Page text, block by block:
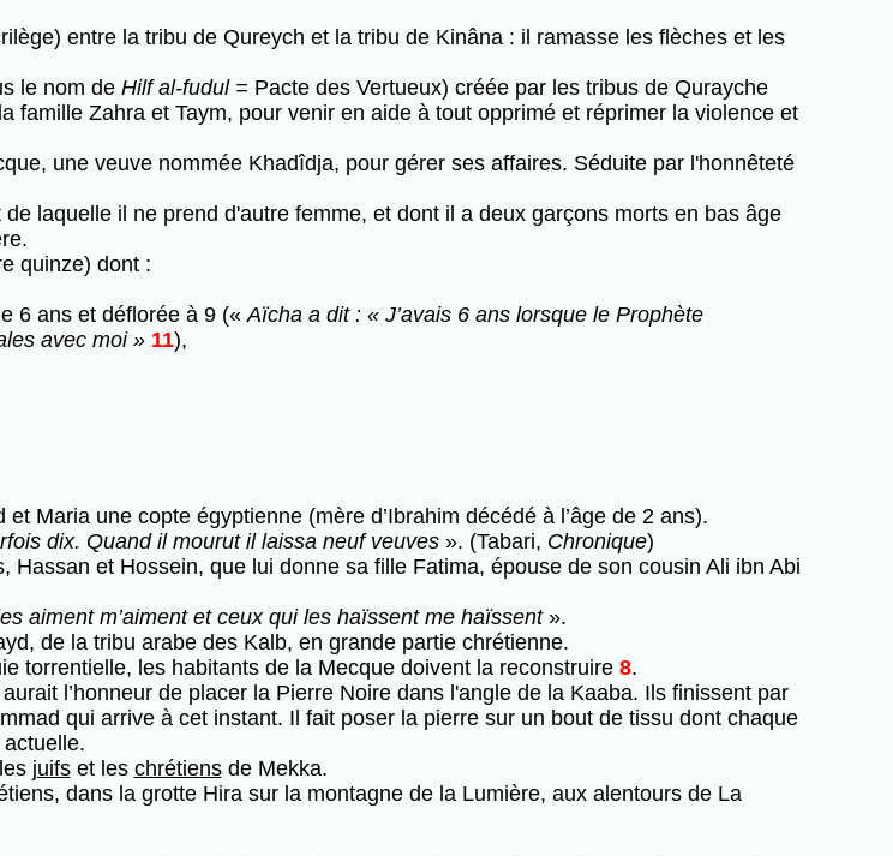
entre la tribu de Qureych et la tribu de Kinâna : il ramasse les flèches et les
le nom de Hilf al-fudul = Pacte des Vertueux) créée par les tribus de Qurayche
famille Zahra et Taym, pour venir en aide à tout opprimé et réprimer la violence et
une veuve nommée Khadîdja, pour gérer ses affaires. Séduite par l'honnêteté
laquelle il ne prend d'autre femme, et dont il a deux garçons morts en bas âge
quinze) dont :
6 ans et déflorée à 9 («Aïcha a dit : « J’avais 6 ans lorsque le Prophète
avec moi »11),
Maria une copte égyptienne (mère d’Ibrahim décédé à l’âge de 2 ans).
dix. Quand il mourut il laissa neuf veuves». (Tabari, Chronique)
Hassan et Hossein, que lui donne sa fille Fatima, épouse de son cousin Ali ibn Abi
aiment m’aiment et ceux qui les haïssent me haïssent».
de la tribu arabe des Kalb, en grande partie chrétienne.
torrentielle, les habitants de la Mecque doivent la reconstruire 8.
l’honneur de placer la Pierre Noire dans l'angle de la Kaaba. Ils finissent par
qui arrive à cet instant. Il fait poser la pierre sur un bout de tissu dont chaque
juifset les chrétiensde Mekka.
dans la grotte Hira sur la montagne de la Lumière, aux alentours de La